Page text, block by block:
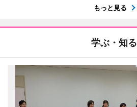
もっと見る
学ぶ・知る